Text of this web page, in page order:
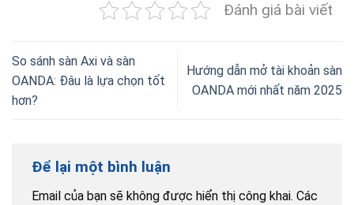
Đánh giá bài viết
So sánh sàn Axi và sàn
OANDA: Đâu là lựa chọn tốt
hơn?
Hướng dẫn mở tài khoản sàn
OANDA mới nhất năm 2025
Để lại một bình luận
Email của bạn sẽ không được hiển thị công khai. Các